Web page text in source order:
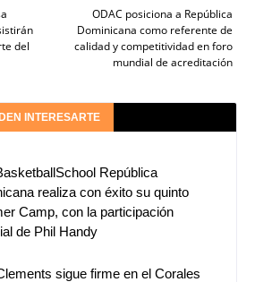
ODAC posiciona a República
Dominicana como referente de
calidad y competitividad en foro
mundial de acreditación
del
INTERESARTE
República
realiza con éxito su quinto
Camp, con la participación
de Phil Handy
sigue firme en el Corales